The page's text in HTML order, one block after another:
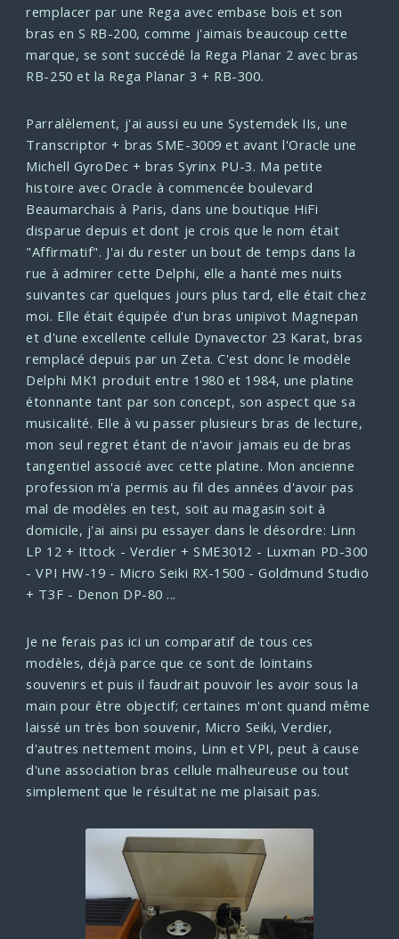
remplacer par une Rega avec embase bois et son
bras en S RB-200, comme j'aimais beaucoup cette
marque, se sont succédé la Rega Planar 2 avec bras
RB-250 et la Rega Planar 3 + RB-300.
Parralèlement, j'ai aussi eu une Systemdek IIs, une
Transcriptor + bras SME-3009 et avant l'Oracle une
Michell GyroDec + bras Syrinx PU-3. Ma petite
histoire avec Oracle à commencée boulevard
Beaumarchais à Paris, dans une boutique HiFi
disparue depuis et dont je crois que le nom était
"Affirmatif". J'ai du rester un bout de temps dans la
rue à admirer cette Delphi, elle a hanté mes nuits
suivantes car quelques jours plus tard, elle était chez
moi. Elle était équipée d'un bras unipivot Magnepan
et d'une excellente cellule Dynavector 23 Karat, bras
remplacé depuis par un Zeta. C'est donc le modèle
Delphi MK1 produit entre 1980 et 1984, une platine
étonnante tant par son concept, son aspect que sa
musicalité. Elle à vu passer plusieurs bras de lecture,
mon seul regret étant de n'avoir jamais eu de bras
tangentiel associé avec cette platine. Mon ancienne
profession m'a permis au fil des années d'avoir pas
mal de modèles en test, soit au magasin soit à
domicile, j'ai ainsi pu essayer dans le désordre: Linn
LP 12 + Ittock - Verdier + SME3012 - Luxman PD-300
- VPI HW-19 - Micro Seiki RX-1500 - Goldmund Studio
+ T3F - Denon DP-80 ...
Je ne ferais pas ici un comparatif de tous ces
modèles, déjà parce que ce sont de lointains
souvenirs et puis il faudrait pouvoir les avoir sous la
main pour être objectif; certaines m'ont quand même
laissé un très bon souvenir, Micro Seiki, Verdier,
d'autres nettement moins, Linn et VPI, peut à cause
d'une association bras cellule malheureuse ou tout
simplement que le résultat ne me plaisait pas.